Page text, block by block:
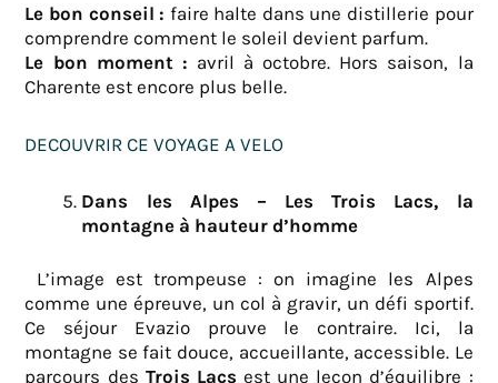
Le bon conseil : faire halte dans une distillerie pour
comprendre comment le soleil devient parfum.
Le bon moment : avril à octobre. Hors saison, la
Charente est encore plus belle.
DECOUVRIR CE VOYAGE A VELO
Dans les Alpes – Les Trois Lacs, la
montagne à hauteur d’homme
L’image est trompeuse : on imagine les Alpes
comme une épreuve, un col à gravir, un défi sportif.
Ce séjour Evazio prouve le contraire. Ici, la
montagne se fait douce, accueillante, accessible. Le
parcours des Trois Lacs est une leçon d’équilibre :